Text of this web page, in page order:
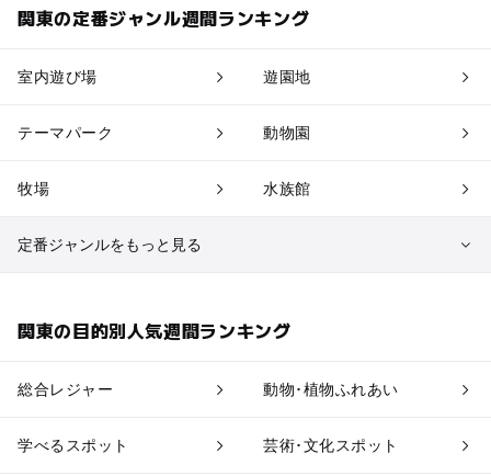
関東の定番ジャンル週間ランキング
室内遊び場 遊園地
テーマパーク 動物園
牧場 水族館
定番ジャンルをもっと見る
関東の目的別人気週間ランキング
総合レジャー 動物･植物ふれあい
学べるスポット 芸術･文化スポット